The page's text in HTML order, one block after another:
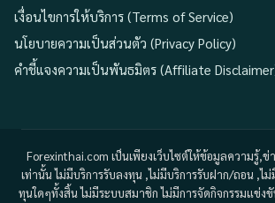
เงื่อนไขการให้บริการ (Terms of Service)
นโยบายความเป็นส่วนตัว (Privacy Policy)
คำชี้แจงความเป็นพันธมิตร (Affiliate
Forexinthai.com เป็นเพียงเว็บไซต์ให้ข้อมูลความรู้,ข่
เท่านั้น ไม่มีบริการรับลงทุน ,ไม่มีบริการรับฝาก/ถอน ,ไ
ทุนใดๆทั้งสิ้น ไม่มีระบบสมาชิก ไม่มีการจัดกิจกรรมแข่ง